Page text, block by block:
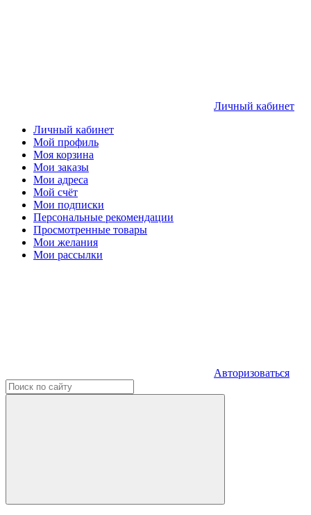
Личный кабинет
Личный кабинет
Мой профиль
Моя корзина
Мои заказы
Мои адреса
Мой счёт
Мои подписки
Персональные рекомендации
Просмотренные товары
Мои желания
Мои рассылки
Авторизоваться